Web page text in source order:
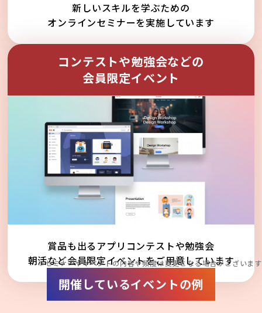
新しいスキルを学ぶための
オンラインセミナーを実施しています
コンテストや勉強会などの
会員限定イベント
賞品も出るアプリコンテストや勉強会
朝活など会員限定イベントをご用意しています
※セミナーやイベントの内容や頻度は変更となる場合がございます
開催しているイベントの例